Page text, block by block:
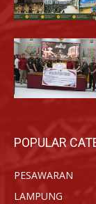
POPULAR
PESAWARAN
LAMPUNG